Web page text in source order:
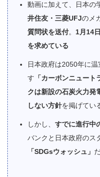
動画に加えて、日本の
井住友・三菱UFJのメ
質問状を送付。 1月14
を求めている
日本政府は2050年に
す 「カーボンニュート
クは新設の石炭火力発
しない方針を掲げてい
しかし、 すでに進行中
バンクと日本政府のス
「SDGsウォッシュ」